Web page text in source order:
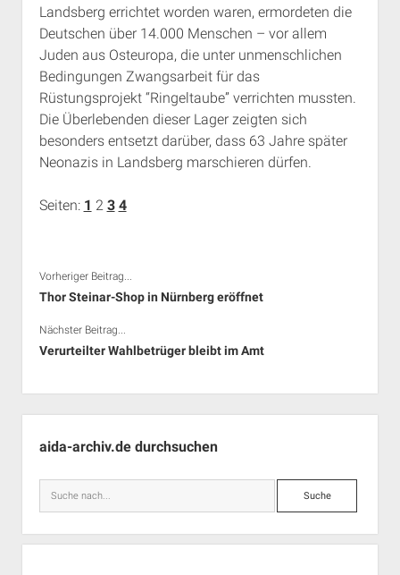
Landsberg errichtet worden waren, ermordeten die
Deutschen über 14.000 Menschen – vor allem
Juden aus Osteuropa, die unter unmenschlichen
Bedingungen Zwangsarbeit für das
Rüstungsprojekt “Ringeltaube” verrichten mussten.
Die Überlebenden dieser Lager zeigten sich
besonders entsetzt darüber, dass 63 Jahre später
Neonazis in Landsberg marschieren dürfen.
Seiten: 1 2 3 4
Vorheriger Beitrag...
Thor Steinar-Shop in Nürnberg eröffnet
Nächster Beitrag...
Verurteilter Wahlbetrüger bleibt im Amt
aida-archiv.de durchsuchen
Suche